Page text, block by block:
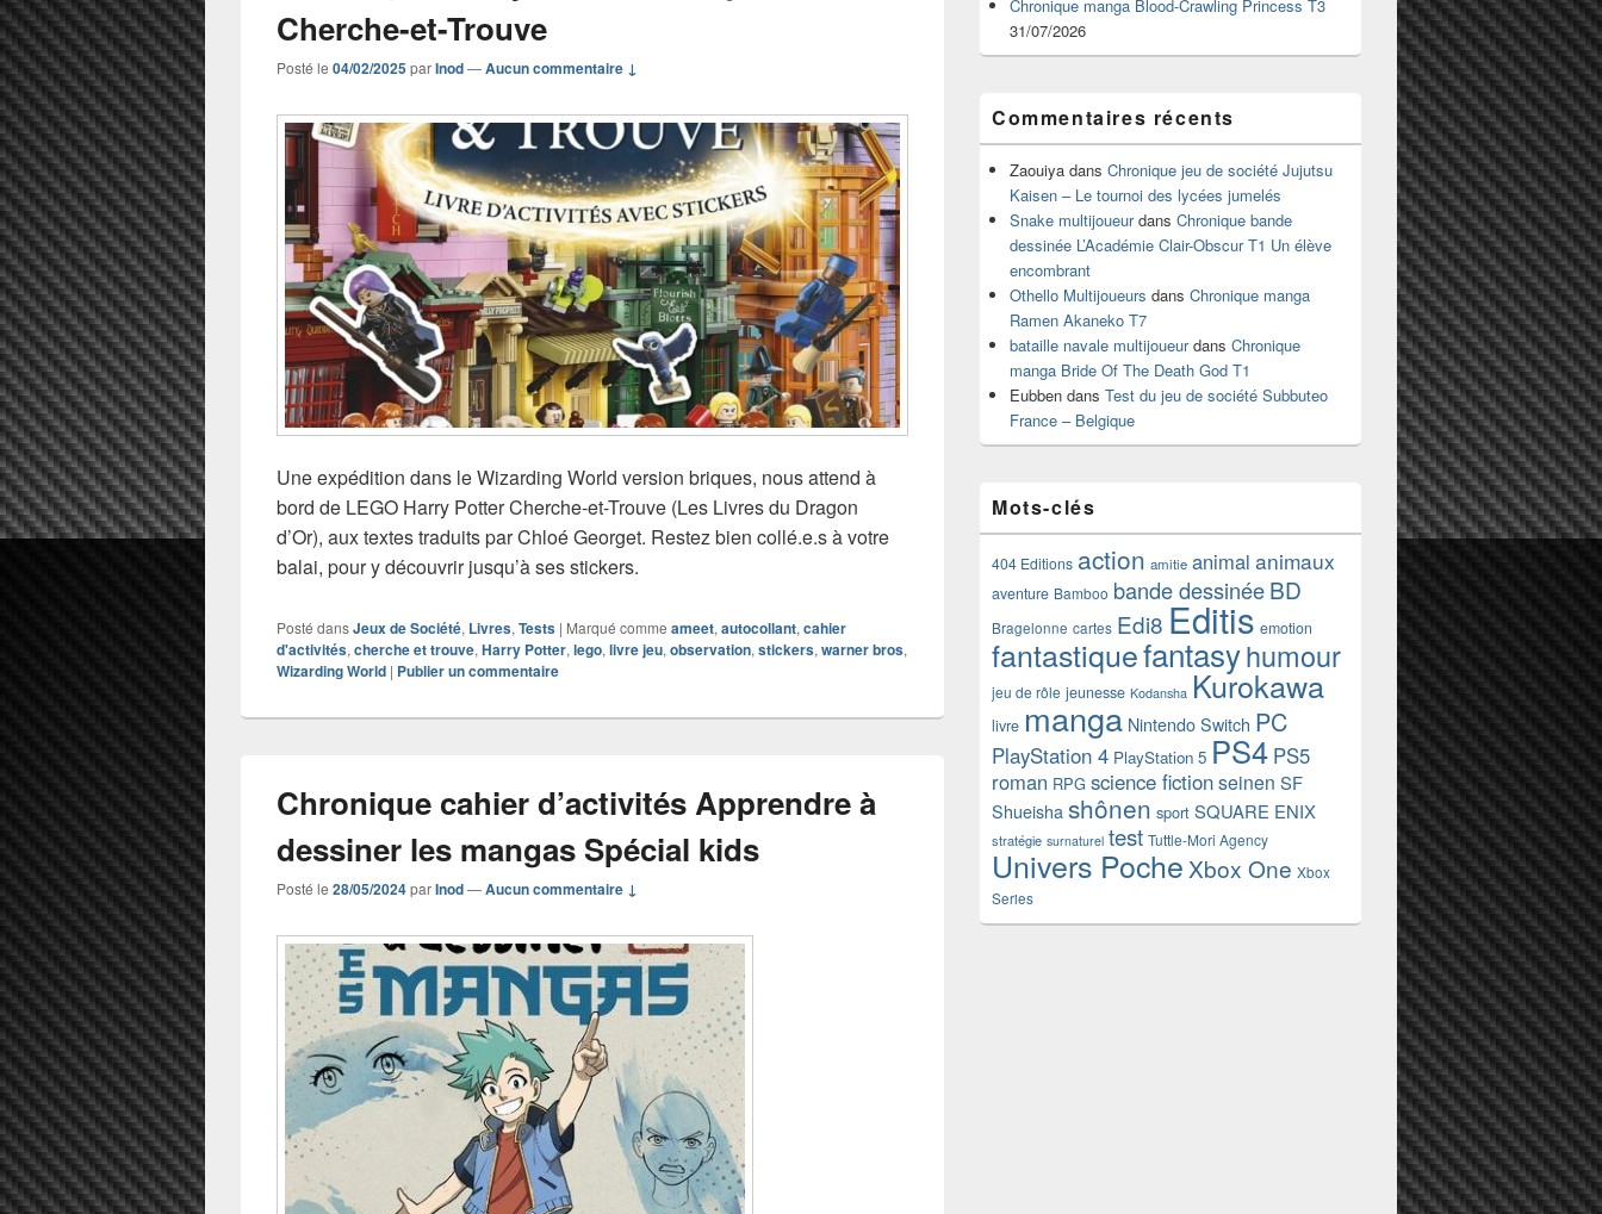
Cherche-et-Trouve
Posté le 04/02/2025parInod—Aucun commentaire ↓
Une expédition dans le Wizarding World version briques, nous attend à
bord de LEGO Harry Potter Cherche-et-Trouve (Les Livres du Dragon
d’Or), aux textes traduits par Chloé Georget. Restez bien collé.e.s à votre
balai, pour y découvrir jusqu’à ses stickers.
Posté dansJeux de Société, Livres, Tests | Marqué comme ameet, autocollant, cahier
d'activités, cherche et trouve, Harry Potter, lego, livre jeu, observation, stickers, warner bros,
Wizarding World | Publier un commentaire
Chronique cahier d’activités Apprendre à
dessiner les mangas Spécial kids
Posté le 28/05/2024parInod—Aucun commentaire ↓
Chronique manga Blood-Crawling Princess T3
31/07/2026
Commentaires récents
Zaouiya dans Chronique jeu de société Jujutsu
Kaisen – Le tournoi des lycées jumelés
Snake multijoueurdans Chronique bande
dessinée L’Académie Clair-Obscur T1 Un élève
encombrant
Othello Multijoueurs dans Chronique manga
Ramen Akaneko T7
bataille navale multijoueurdans Chronique
manga Bride Of The Death God T1
Eubben dans Test du jeu de société Subbuteo
France – Belgique
Mots-clés
404 Editions action amitie animal animaux
aventure Bamboo bande dessinéeBD
Bragelonne cartes Edi8 Editis emotion
fantastiquefantasyhumour
jeu de rôle jeunesse Kodansha Kurokawa
livre manga Nintendo Switch PC
PlayStation 4 PlayStation 5 PS4 PS5
roman RPG science fictionseinen SF
Shueisha shônen sport SQUARE ENIX
stratégie surnaturel test Tuttle-Mori Agency
Univers Poche Xbox One Xbox
Series